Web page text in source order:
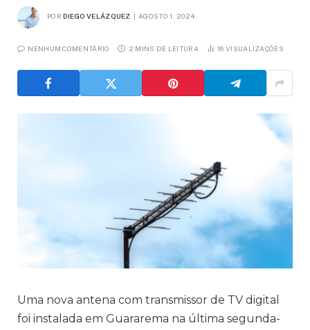
POR DIEGO VELÁZQUEZ AGOSTO 1, 2024
NENHUM COMENTÁRIO 2 MINS DE LEITURA 16VISUALIZAÇÕES
Uma nova antena com transmissor de TV digital
foi instalada em Guararema na última segunda-